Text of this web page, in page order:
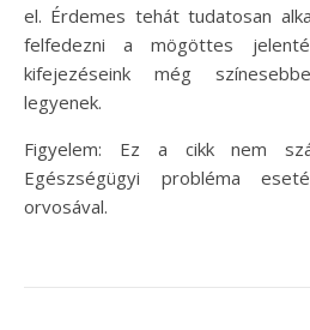
el. Érdemes tehát tudatosan
felfedezni a mögöttes
kifejezéseink még
legyenek.
Figyelem: Ez a cikk nem
Egészségügyi probléma
orvosával.